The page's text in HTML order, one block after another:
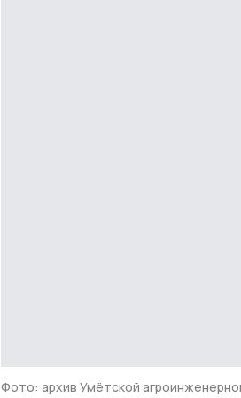
Фото: архив Умётской